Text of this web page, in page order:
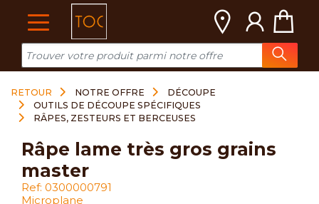
RETOUR NOTRE OFFRE
DÉCOUPE
OUTILS DE DÉCOUPE SPÉCIFIQUES
RÂPES, ZESTEURS ET BERCEUSES
râpe lame très gros grains
master
Ref: 0300000791
Microplane
Cookies management panel